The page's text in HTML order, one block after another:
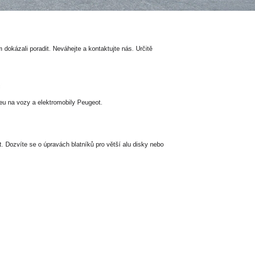
poradit. Neváhejte a kontaktujte nás. Určitě
na vozy a elektromobily Peugeot.
Dozvíte se o úpravách blatníků pro větší alu disky nebo